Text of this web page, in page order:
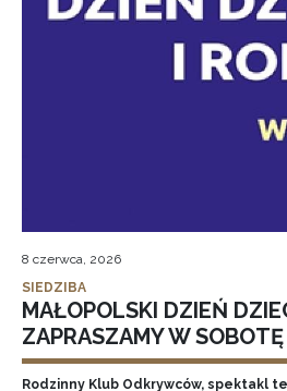
8 czerwca, 2026
SIEDZIBA
MAŁOPOLSKI DZIEŃ
ZAPRASZAMY W
Rodzinny Klub Odkrywców, spektakl